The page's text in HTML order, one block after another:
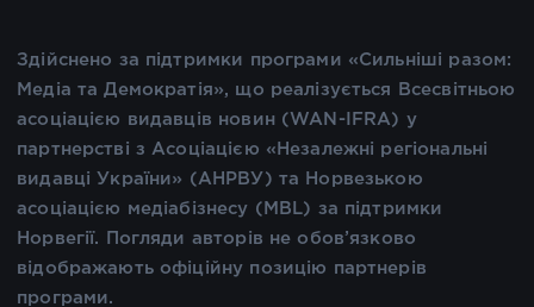
Здійснено за підтримки програми «Сильніші разом:
Медіа та Демократія», що реалізується Всесвітньою
асоціацією видавців новин (WAN-IFRA) у
партнерстві з Асоціацією «Незалежні регіональні
видавці України» (АНРВУ) та Норвезькою
асоціацією медіабізнесу (MBL) за підтримки
Норвегії. Погляди авторів не обов’язково
відображають офіційну позицію партнерів
програми.